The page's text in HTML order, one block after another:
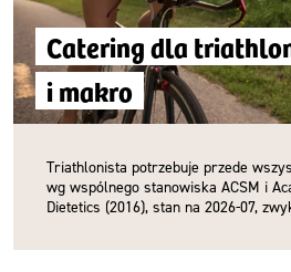
Catering dla
i makro
Triathlonista potrzebuje przede
wg wspólnego stanowiska ACSM i
Dietetics (2016), stan na 2026-07,